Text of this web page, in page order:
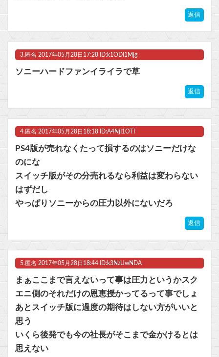
Powered by livedoor 相互RSS
返信
3. 匿名 2017年05月28日17:28 ID:k1ODI1Mjg
ソニーハードファンイライラで草
返信
4. 匿名 2017年05月28日18:18 ID:A4NjI1OTI
PS4版が売れなくたって損するのはソニーだけな
のにな
スイッチ版がその分売れるなら利益は変わらない
はずだし
やっぱりソニーからの圧力以外にないだろ
返信
5. 匿名 2017年05月28日18:44 ID:k3NzUwNDA
まぁここまで言えないって事は圧力というかスク
エニ側のそれだけの恩恵授かってるって事でしょ
あとスイッチ版に過度の期待はしない方がいいと
思う
いくら後発でも今の社長がそこまで金かけるとは
思えない